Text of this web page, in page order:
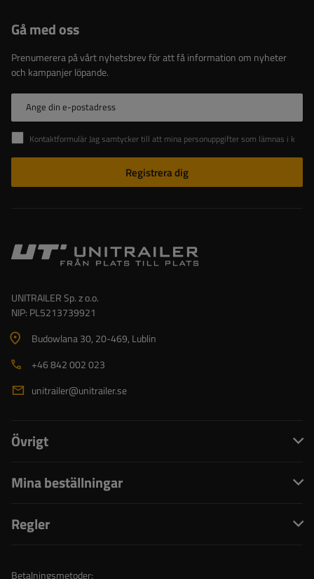
Gå med oss
Prenumerera på vårt nyhetsbrev för att få information om nyheter
och kampanjer löpande.
Ange din e-postadress
Kontaktformulär Jag samtycker till att mina personuppgifter som lämnas i kontaktformuläret behandlas i enlighet med Europaparlamentets och rådets förordning (EU).
Registrera dig
UNITRAILER Sp. z o.o.
NIP: PL5213739921
Budowlana 30, 20-469, Lublin
+46 842 002 023
unitrailer@unitrailer.se
Övrigt
Mina beställningar
Regler
Betalningsmetoder: